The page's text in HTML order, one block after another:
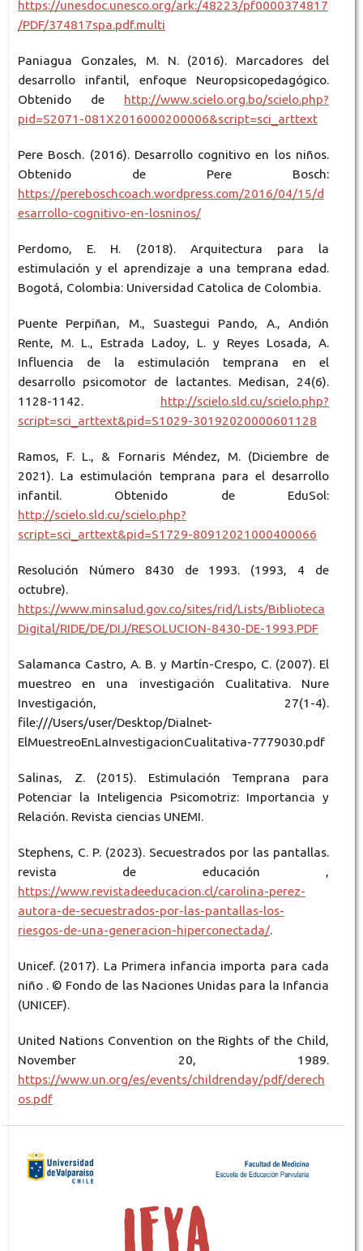
https://unesdoc.unesco.org/ark:/48223/pf0000374817
/PDF/374817spa.pdf.multi
Paniagua Gonzales, M. N. (2016). Marcadores del
desarrollo infantil, enfoque Neuropsicopedagógico.
Obtenido de http://www.scielo.org.bo/scielo.php?
pid=S2071-081X2016000200006&script=sci_arttext
Pere Bosch. (2016). Desarrollo cognitivo en los niños.
Obtenido de Pere Bosch:
https://pereboschcoach.wordpress.com/2016/04/15/d
esarrollo-cognitivo-en-losninos/
Perdomo, E. H. (2018). Arquitectura para la
estimulación y el aprendizaje a una temprana edad.
Bogotá, Colombia: Universidad Catolica de Colombia.
Puente Perpiñan, M., Suastegui Pando, A., Andión
Rente, M. L., Estrada Ladoy, L. y Reyes Losada, A.
Influencia de la estimulación temprana en el
desarrollo psicomotor de lactantes. Medisan, 24(6).
1128-1142. http://scielo.sld.cu/scielo.php?
script=sci_arttext&pid=S1029-30192020000601128
Ramos, F. L., & Fornaris Méndez, M. (Diciembre de
2021). La estimulación temprana para el desarrollo
infantil. Obtenido de EduSol:
http://scielo.sld.cu/scielo.php?
script=sci_arttext&pid=S1729-80912021000400066
Resolución Número 8430 de 1993. (1993, 4 de
octubre).
https://www.minsalud.gov.co/sites/rid/Lists/Biblioteca
Digital/RIDE/DE/DIJ/RESOLUCION-8430-DE-1993.PDF
Salamanca Castro, A. B. y Martín-Crespo, C. (2007). El
muestreo en una investigación Cualitativa. Nure
Investigación, 27(1-4).
file:///Users/user/Desktop/Dialnet-
ElMuestreoEnLaInvestigacionCualitativa-7779030.pdf
Salinas, Z. (2015). Estimulación Temprana para
Potenciar la Inteligencia Psicomotriz: Importancia y
Relación. Revista ciencias UNEMI.
Stephens, C. P. (2023). Secuestrados por las pantallas.
revista de educación ,
https://www.revistadeeducacion.cl/carolina-perez-
autora-de-secuestrados-por-las-pantallas-los-
riesgos-de-una-generacion-hiperconectada/.
Unicef. (2017). La Primera infancia importa para cada
niño . © Fondo de las Naciones Unidas para la Infancia
(UNICEF).
United Nations Convention on the Rights of the Child,
November 20, 1989.
https://www.un.org/es/events/childrenday/pdf/derech
os.pdf